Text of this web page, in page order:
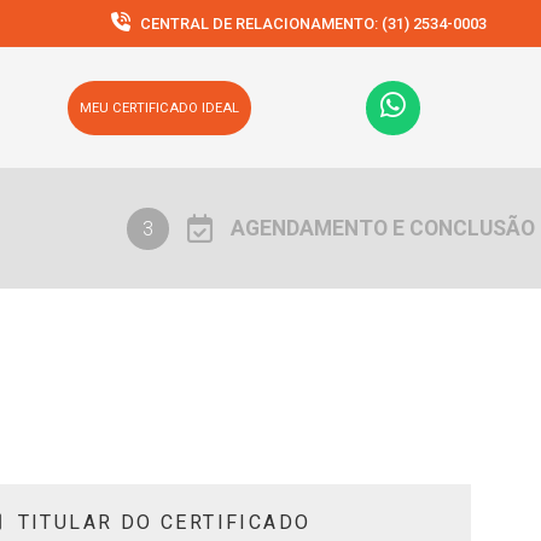
CENTRAL DE RELACIONAMENTO: (31) 2534-0003
MEU CERTIFICADO IDEAL
3 AGENDAMENTO E CONCLUSÃO
TITULAR DO CERTIFICADO